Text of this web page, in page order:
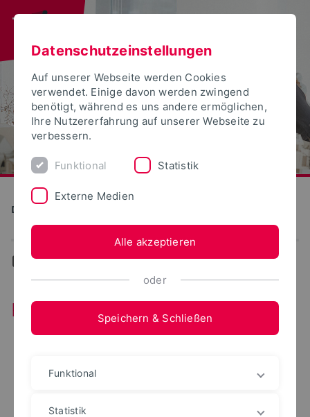
Detmolder Schule für Gestaltung
... Kleinevents
Kleinevents
Datenschutzeinstellungen
Auf unserer Webseite werden Cookies
verwendet. Einige davon werden zwingend
benötigt, während es uns andere ermöglichen,
Ihre Nutzererfahrung auf unserer Webseite zu
verbessern.
Funktional Statistik
Externe Medien
Alle akzeptieren
oder
Speichern & Schließen
Funktional
Statistik